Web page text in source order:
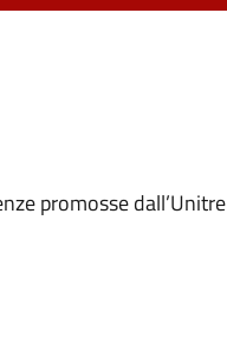
promosse dall’Unitre